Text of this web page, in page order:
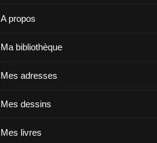
A propos
Ma bibliothèque
Mes adresses
Mes dessins
Mes livres